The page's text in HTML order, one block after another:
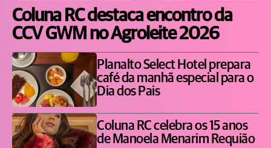
Coluna RC destaca encontro da
CCV GWM no Agroleite 2026
Planalto Select Hotel prepara
café da manhã especial para o
Dia dos Pais
Coluna RC celebra os 15 anos
de Manoela Menarim Requião